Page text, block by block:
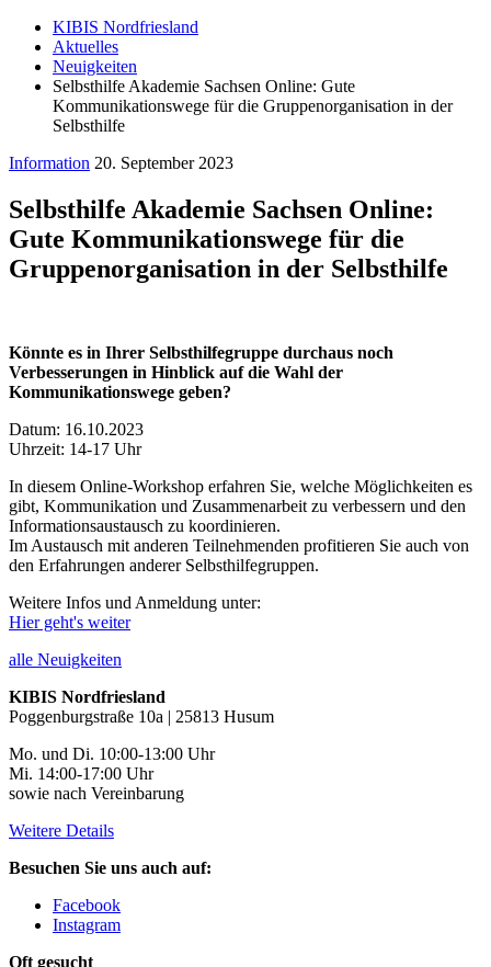
KIBIS Nordfriesland
Aktuelles
Neuigkeiten
Selbsthilfe Akademie Sachsen Online: Gute
Kommunikationswege für die Gruppenorganisation in der
Selbsthilfe
Information 20. September 2023
Selbsthilfe Akademie Sachsen Online:
Gute Kommunikationswege für die
Gruppenorganisation in der Selbsthilfe
Könnte es in Ihrer Selbsthilfegruppe durchaus noch
Verbesserungen in Hinblick auf die Wahl der
Kommunikationswege geben?
Datum: 16.10.2023
Uhrzeit: 14-17 Uhr
In diesem Online-Workshop erfahren Sie, welche Möglichkeiten es
gibt, Kommunikation und Zusammenarbeit zu verbessern und den
Informationsaustausch zu koordinieren.
Im Austausch mit anderen Teilnehmenden profitieren Sie auch von
den Erfahrungen anderer Selbsthilfegruppen.
Weitere Infos und Anmeldung unter:
Hier geht's weiter
alle Neuigkeiten
KIBIS Nordfriesland
Poggenburgstraße 10a | 25813 Husum
Mo. und Di. 10:00-13:00 Uhr
Mi. 14:00-17:00 Uhr
sowie nach Vereinbarung
Weitere Details
Besuchen Sie uns auch auf:
Facebook
Instagram
Oft gesucht